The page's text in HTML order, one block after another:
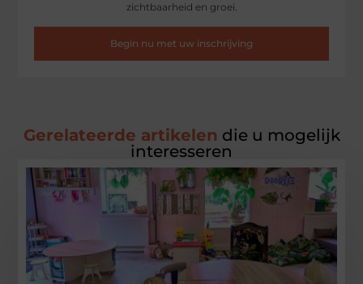
zichtbaarheid en groei.
Begin nu met uw inschrijving
Gerelateerde artikelen die u mogelijk
interesseren